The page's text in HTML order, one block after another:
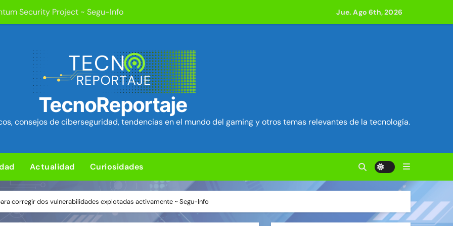
en cPanel permite ejecutar SQL como root (extra: vulnerabilidad en Exim) ~ Segu-Info
ciberataques que interrumpen los servicios de agua en Estados Unidos ~ Segu-Info
84 fallos en los núcleos 4G y 5G, incluido un fallo de secuestro de sesión ~ Segu-Info
hardware de Coldcard permite robar ~1.400 btc ~ Segu-Info
Android baratos se hacen pasar por teléfonos y se convierten en servidores proxy. ~ Segu-Info
Jue. Ago 6th, 2026
TecnoReportaje
consejos de ciberseguridad, tendencias en el mundo del gaming y otros temas relevantes de la tecnología.
Actualidad Curiosidades
corregir dos vulnerabilidades explotadas activamente ~ Segu-Info